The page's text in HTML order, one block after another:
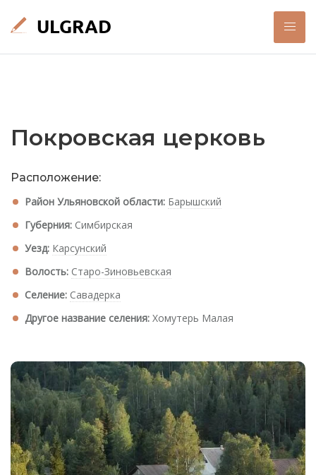
Покровская церковь
Расположение:
Район Ульяновской области: Барышский
Губерния: Симбирская
Уезд: Карсунский
Волость: Старо-Зиновьевская
Селение: Савадерка
Другое название селения: Хомутерь Малая